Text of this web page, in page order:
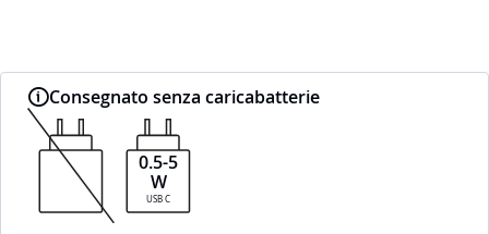
Consegnato senza caricabatterie
0.5-5
W
USB C